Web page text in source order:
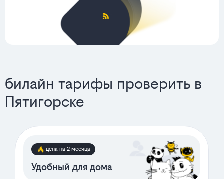
билайн тарифы проверить в
Пятигорске
цена на 2 месяца
Удобный для дома